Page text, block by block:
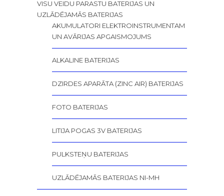
VISU VEIDU PARASTU BATERIJAS UN
UZLĀDĒJAMĀS BATERIJAS
AKUMULATORI ELEKTROINSTRUMENTAM
UN AVĀRIJAS APGAISMOJUMS
ALKALINE BATERIJAS
DZIRDES APARĀTA (ZINC AIR) BATERIJAS
FOTO BATERIJAS
LITIJA POGAS 3V BATERIJAS
PULKSTEŅU BATERIJAS
UZLĀDĒJAMĀS BATERIJAS NI-MH